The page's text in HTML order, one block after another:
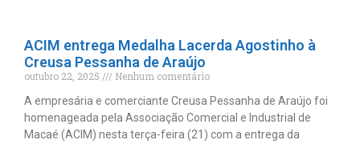
ACIM entrega Medalha Lacerda Agostinho à
Creusa Pessanha de Araújo
outubro 22, 2025
Nenhum comentário
A empresária e comerciante Creusa Pessanha de Araújo foi
homenageada pela Associação Comercial e Industrial de
Macaé (ACIM) nesta terça-feira (21) com a entrega da